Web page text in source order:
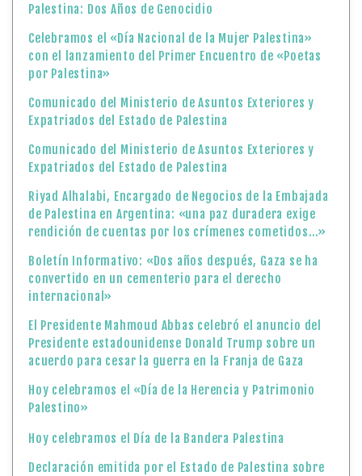
Palestina: Dos Años de Genocidio
Celebramos el «Día Nacional de la Mujer Palestina»
con el lanzamiento del Primer Encuentro de «Poetas
por Palestina»
Comunicado del Ministerio de Asuntos Exteriores y
Expatriados del Estado de Palestina
Comunicado del Ministerio de Asuntos Exteriores y
Expatriados del Estado de Palestina
Riyad Alhalabi, Encargado de Negocios de la Embajada
de Palestina en Argentina: «una paz duradera exige
rendición de cuentas por los crímenes cometidos…»
Boletín Informativo: «Dos años después, Gaza se ha
convertido en un cementerio para el derecho
internacional»
El Presidente Mahmoud Abbas celebró el anuncio del
Presidente estadounidense Donald Trump sobre un
acuerdo para cesar la guerra en la Franja de Gaza
Hoy celebramos el «Día de la Herencia y Patrimonio
Palestino»
Hoy celebramos el Día de la Bandera Palestina
Declaración emitida por el Estado de Palestina sobre